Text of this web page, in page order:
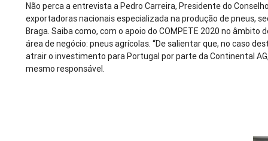
Não perca a entrevista a Pedro Carreira, Presidente do
exportadoras nacionais especializada na produção de pneus,
Braga. Saiba como, com o apoio do COMPETE 2020 no
área de negócio: pneus agrícolas. “De salientar que, no caso
atrair o investimento para Portugal por parte da Continental
mesmo responsável.